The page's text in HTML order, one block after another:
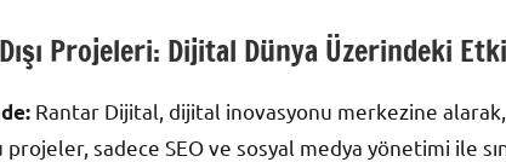
Projeleri: Dijital Dünya Üzerindeki
Rantar Dijital, dijital inovasyonu merkezine
projeler, sadece SEO ve sosyal medya yönetimi ile